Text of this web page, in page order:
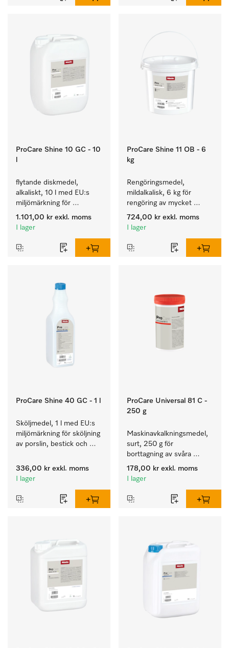
ProCare Shine 10 GC - 10
flytande diskmedel,
alkaliskt, 10 l med EU:s
miljömärkning för
rengöring av vardaglig
smuts på porslin, bestick
1.101,00 kr exkl. moms
I lager
ProCare Shine 11 OB - 6
kg
Rengöringsmedel,
mildalkalisk, 6 kg för
rengöring av mycket
smutsigt porslin, bestick
och glas.
724,00 kr exkl. moms
I lager
ProCare Shine 40 GC - 1 l
Sköljmedel, 1 l med EU:s
miljömärkning för sköljning
av porslin, bestick och
336,00 kr exkl. moms
I lager
ProCare Universal 81 C -
250 g
Maskinavkalkningsmedel,
surt, 250 g för
borttagning av svåra
kalkavlagringar.
178,00 kr exkl. moms
I lager